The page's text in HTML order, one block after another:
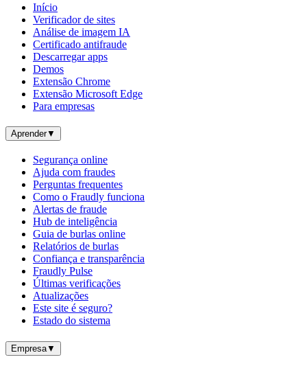
Início
Verificador de sites
Análise de imagem IA
Certificado antifraude
Descarregar apps
Demos
Extensão Chrome
Extensão Microsoft Edge
Para empresas
Aprender▼
Segurança online
Ajuda com fraudes
Perguntas frequentes
Como o Fraudly funciona
Alertas de fraude
Hub de inteligência
Guia de burlas online
Relatórios de burlas
Confiança e transparência
Fraudly Pulse
Últimas verificações
Atualizações
Este site é seguro?
Estado do sistema
Empresa▼